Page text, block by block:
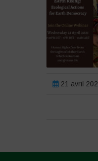
21 avril